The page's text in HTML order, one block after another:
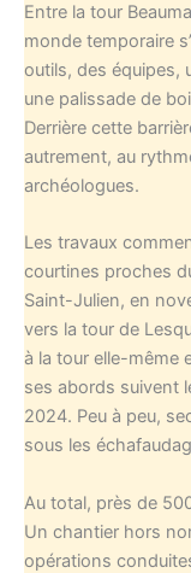
Entre la tour
monde temporaire
outils, des équipes,
une palissade de
Derrière cette
autrement, au
archéologues.
Les travaux
courtines proches
Saint-Julien, en
vers la tour de
à la tour elle-même
ses abords suivent
2024. Peu à peu,
sous les
Au total, près de
Un chantier hors
opérations